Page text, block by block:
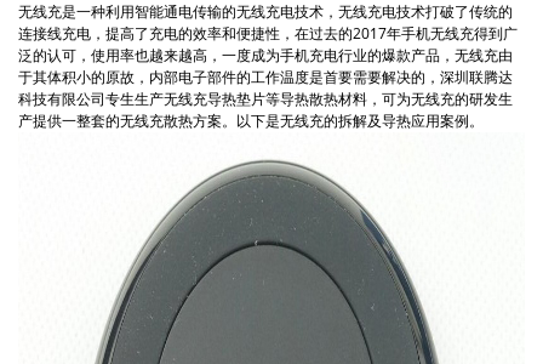
无线充是一种利用智能通电传输的无线充电技术，无线充电技术打破了传统的
连接线充电，提高了充电的效率和便捷性，在过去的2017年手机无线充得到广
泛的认可，使用率也越来越高，一度成为手机充电行业的爆款产品，无线充由
于其体积小的原故，内部电子部件的工作温度是首要需要解决的，深圳联腾达
科技有限公司专生生产无线充导热垫片等导热散热材料，可为无线充的研发生
产提供一整套的无线充散热方案。以下是无线充的拆解及导热应用案例。